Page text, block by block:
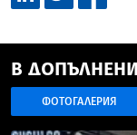
В
ФОТОГАЛЕРИЯ